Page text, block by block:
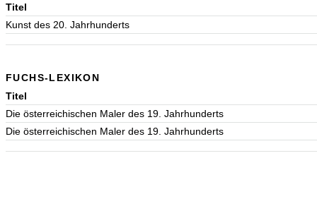
Titel
Kunst des 20. Jahrhunderts
FUCHS-LEXIKON
Titel
Die österreichischen Maler des 19. Jahrhunderts
Die österreichischen Maler des 19. Jahrhunderts